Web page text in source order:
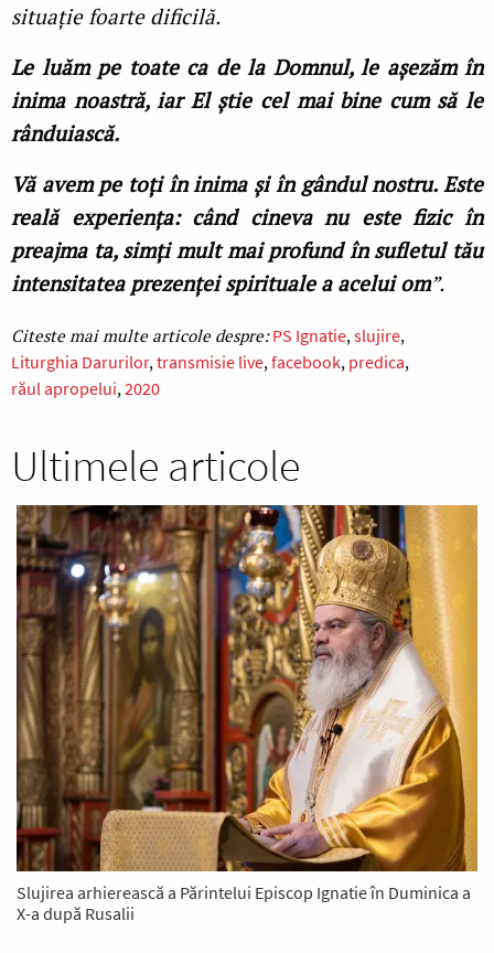
situaţie foarte dificilă.
Le luăm pe toate ca de la Domnul, le aşezăm în
inima noastră, iar El ştie cel mai bine cum să le
rânduiască.
Vă avem pe toţi în inima şi în gândul nostru. Este
reală experienţa: când cineva nu este fizic în
preajma ta, simţi mult mai profund în sufletul tău
intensitatea prezenţei spirituale a acelui om”.
PS Ignatie slujire
Liturghia Darurilor transmisie live facebook predica
răul apropelui 2020
Ultimele articole
Slujirea arhierească a Părintelui Episcop Ignatie în Duminica a
X-a după Rusalii